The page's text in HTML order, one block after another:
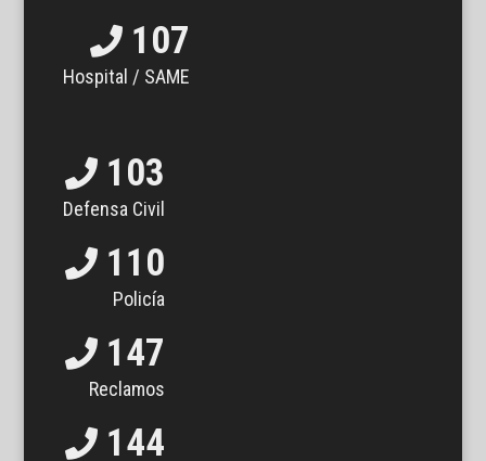
107
Hospital / SAME
103
Defensa Civil
110
Policía
147
Reclamos
144